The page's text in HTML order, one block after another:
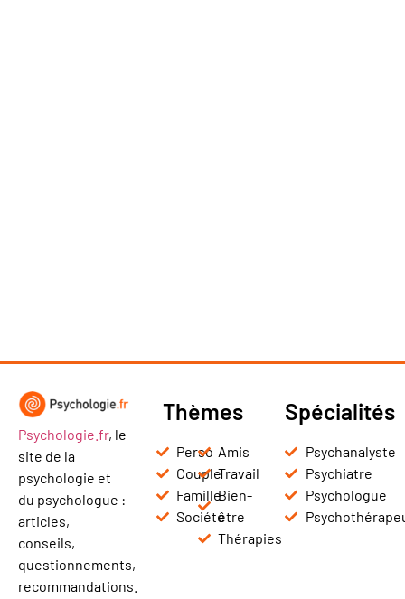
Psychologie.fr, le
site de la
psychologie et
du psychologue :
articles,
conseils,
questionnements,
recommandations.
Thèmes
Perso
Couple
Famille
Société
Amis
Travail
Bien-
être
Thérapies
Spécialités
Psychanalyste
Psychiatre
Psychologue